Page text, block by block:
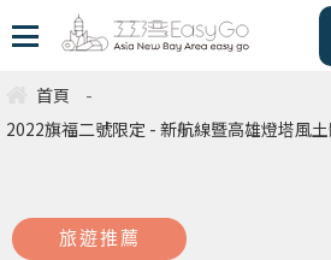
首頁
-
2022旗福二號限定 - 新航線暨高雄燈塔風
旅遊推薦